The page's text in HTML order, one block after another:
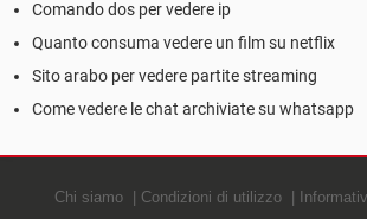
Comando dos per vedere ip
Quanto consuma vedere un film su netflix
Sito arabo per vedere partite streaming
Come vedere le chat archiviate su whatsapp
Chi siamo Condizioni di utilizzo